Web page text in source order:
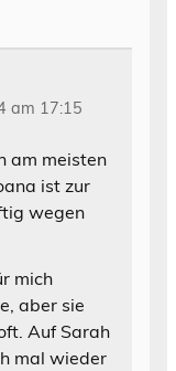
am 17:15
am meisten
ist zur
wegen
mich
aber sie
Auf Sarah
mal wieder